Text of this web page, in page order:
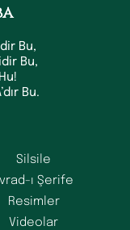
Bu,
Bu,
Bu.
Silsile
ı Şerife
Resimler
Videolar